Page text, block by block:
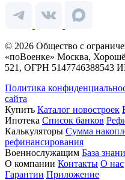
© 2026 Общество с
«поВоенке» Москва,
521, ОГРН 5147746388543
Политика
сайта
Купить Каталог новостроек
Ипотека Список банков
Калькуляторы Сумма
рефинансирования
Военнослужащим База
О компании Контакты О нас
Гарантии Приложение